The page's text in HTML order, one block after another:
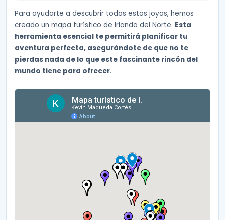
Para ayudarte a descubrir todas estas joyas, hemos
creado un mapa turístico de Irlanda del Norte. Esta
herramienta esencial te permitirá planificar tu
aventura perfecta, asegurándote de que no te
pierdas nada de lo que este fascinante rincón del
mundo tiene para ofrecer.